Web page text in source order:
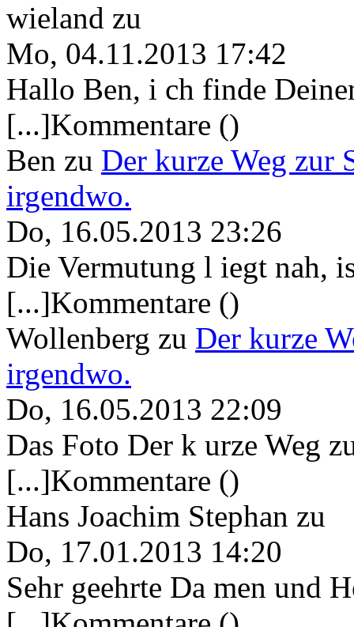
wieland zu
Mo, 04.11.2013 17:42
Hallo Ben, i ch finde
[...]Kommentare ()
Ben zu Der kurze Weg zur
irgendwo.
Do, 16.05.2013 23:26
Die Vermutung l iegt nah,
[...]Kommentare ()
Wollenberg zu Der kurze
irgendwo.
Do, 16.05.2013 22:09
Das Foto Der k urze Weg
[...]Kommentare ()
Hans Joachim Stephan zu
Do, 17.01.2013 14:20
Sehr geehrte Da men und